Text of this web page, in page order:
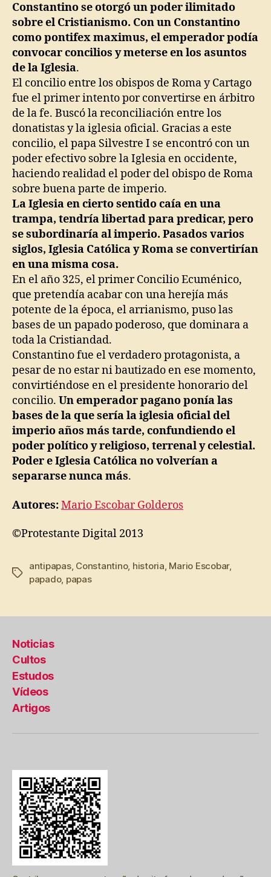
Constantino se otorgó un poder ilimitado
sobre el Cristianismo. Con un Constantino
como pontifex maximus, el emperador podía
convocar concilios y meterse en los asuntos
de la Iglesia.
El concilio entre los obispos de Roma y Cartago
fue el primer intento por convertirse en árbitro
de la fe. Buscó la reconciliación entre los
donatistas y la iglesia oficial. Gracias a este
concilio, el papa Silvestre I se encontró con un
poder efectivo sobre la Iglesia en occidente,
haciendo realidad el poder del obispo de Roma
sobre buena parte de imperio.
La Iglesia en cierto sentido caía en una
trampa, tendría libertad para predicar, pero
se subordinaría al imperio. Pasados varios
siglos, Iglesia Católica y Roma se convertirían
en una misma cosa.
En el año 325, el primer Concilio Ecuménico,
que pretendía acabar con una herejía más
potente de la época, el arrianismo, puso las
bases de un papado poderoso, que dominara a
toda la Cristiandad.
Constantino fue el verdadero protagonista, a
pesar de no estar ni bautizado en ese momento,
convirtiéndose en el presidente honorario del
concilio. Un emperador pagano ponía las
bases de la que sería la iglesia oficial del
imperio años más tarde, confundiendo el
poder político y religioso, terrenal y celestial.
Poder e Iglesia Católica no volverían a
separarse nunca más.
Autores:Mario Escobar Golderos
©Protestante Digital 2013
Tags
antipapas, Constantino, historia, Mario Escobar,
papado, papas
Noticias
Cultos
Estudos
Vídeos
Artigos